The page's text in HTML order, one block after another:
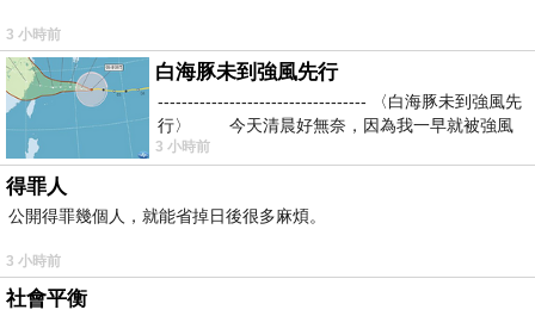
3 小時前
白海豚未到強風先行
----------------------------------- 〈白海豚未到強風先
行〉 今天清晨好無奈，因為我一早就被強風
3 小時前
得罪人
公開得罪幾個人，就能省掉日後很多麻煩。
3 小時前
社會平衡